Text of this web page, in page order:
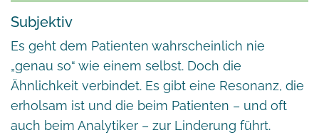
Subjektiv
Es geht dem Patienten wahrscheinlich nie
„genau so“ wie einem selbst. Doch die
Ähnlichkeit verbindet. Es gibt eine Resonanz, die
erholsam ist und die beim Patienten – und oft
auch beim Analytiker – zur Linderung führt.